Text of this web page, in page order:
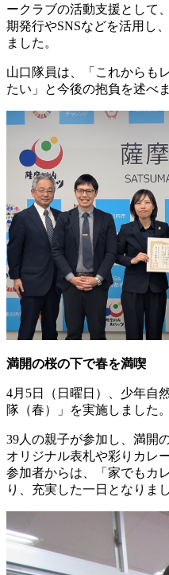
ークラブの活動支援として
期発行やSNSなどを活用し
ました。
山口隊員は、「これからも
たい」と今後の抱負を述べま
満開の桜の下で春を満喫
4月5日（日曜日）、少年自
隊（春）」を実施しました。
39人の親子が参加し、満開
オリジナル表札や彩りカレ
参加者からは、「家でもカ
り、充実した一日となりまし